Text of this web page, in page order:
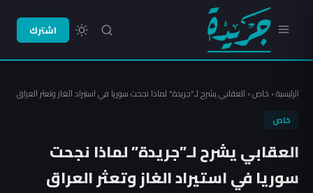
اشترك
الرئيسية‹ خاص‹ العقابي يشرح لـ”جريدة” لماذا نجحت سوريا في استيراد الغاز وتعثر العراق
خاص
العقابي يشرح لـ”جريدة” لماذا نجحت
سوريا في استيراد الغاز وتعثر العراق